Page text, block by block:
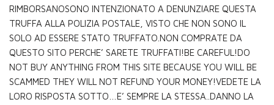
RIMBORSANOSONO INTENZIONATO A DENUNZIARE QUESTA
TRUFFA ALLA POLIZIA POSTALE, VISTO CHE NON SONO IL
SOLO AD ESSERE STATO TRUFFATO.NON COMPRATE DA
QUESTO SITO PERCHE’ SARETE TRUFFATI!BE CAREFUL!DO
NOT BUY ANYTHING FROM THIS SITE BECAUSE YOU WILL BE
SCAMMED THEY WILL NOT REFUND YOUR MONEY!VEDETE LA
LORO RISPOSTA SOTTO…E’ SEMPRE LA STESSA..DANNO LA